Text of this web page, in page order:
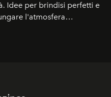
Idee per brindisi perfetti e
l'atmosfera